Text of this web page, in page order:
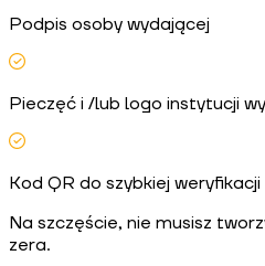
Podpis osoby wydającej
Pieczęć i /lub logo instytucji
Kod QR do szybkiej weryfikacji
Na szczęście, nie musisz
zera.